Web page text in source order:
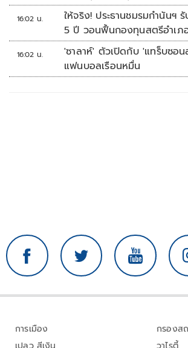
16:02 น.
ให้จริง! ประธานชมรมกำนันฯ รั
5 ปี วอนฟื้นกองทุนสตรีอำเภ
16:02 น.
'ซาลาห์' ตัวเปิดกับ 'แทร็บซอ
แฟนบอลเรือนหมื่น
การเมือง
กรองส